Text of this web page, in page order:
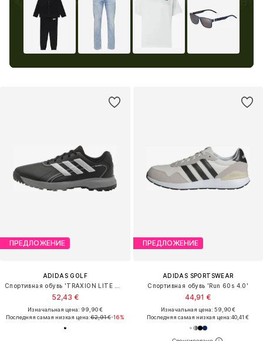
ПРЕДЛОЖЕНИЕ
ADIDAS GOLF
52,43 €
Изначальная цена: 99,90 €
Последняя самая низкая цена:62,91 €-16%
ПРЕДЛОЖЕНИЕ
ADIDAS SPORTSWEAR
Спортивная обувь 'Run 60s 4.0'
44,91 €
Изначальная цена: 59,90 €
Последняя самая низкая цена:40,41 €